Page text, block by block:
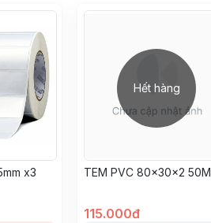
x3
Hết hàng
TEM PVC 80x30x2 50M
115.000đ